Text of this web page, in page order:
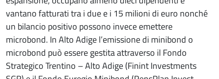
vantano fatturati tra i due e i 15 milioni di euro nonché
un bilancio positivo possono invece emettere
microbond. In Alto Adige l’emissione di minibond o
microbond può essere gestita attraverso il Fondo
Strategico Trentino – Alto Adige (Finint Investments